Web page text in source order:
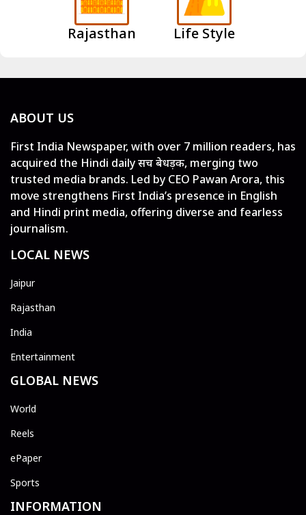
Rajasthan Life Style
ABOUT US
First India Newspaper, with over 7 million readers, has
acquired the Hindi daily सच बेधड़क, merging two
trusted media brands. Led by CEO Pawan Arora, this
move strengthens First India’s presence in English
and Hindi print media, offering diverse and fearless
journalism.
LOCAL NEWS
Jaipur
Rajasthan
India
Entertainment
GLOBAL NEWS
World
Reels
ePaper
Sports
INFORMATION